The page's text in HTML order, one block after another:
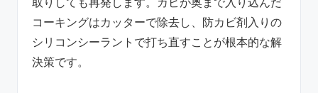
コーキングはカッターで除去し、防カビ剤入りの
シリコンシーラントで打ち直すことが根本的な解
決策です。